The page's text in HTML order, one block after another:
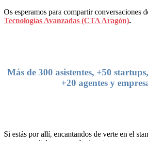
Os esperamos para compartir conversaciones
Tecnologías Avanzadas (CTA Aragón).
Más de 300 asistentes, +50
+20 agentes y
Si estás por allí, encantandos de verte en el